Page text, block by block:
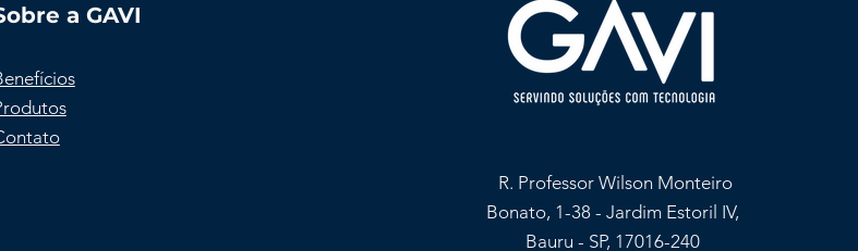
a GAVI
R. Professor Wilson Monteiro
Bonato, 1-38 - Jardim Estoril IV,
Bauru - SP, 17016-240